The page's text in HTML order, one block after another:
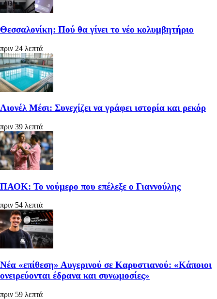
Θεσσαλονίκη: Πού θα γίνει το νέο κολυμβητήριο
πριν 24 λεπτά
Λιονέλ Μέσι: Συνεχίζει να γράφει ιστορία και ρεκόρ
πριν 39 λεπτά
ΠΑΟΚ: Το νούμερο που επέλεξε ο Γιαννούλης
πριν 54 λεπτά
Νέα «επίθεση» Αυγερινού σε Καρυστιανού: «Κάποιοι
ονειρεύονται έδρανα και συνωμοσίες»
πριν 59 λεπτά